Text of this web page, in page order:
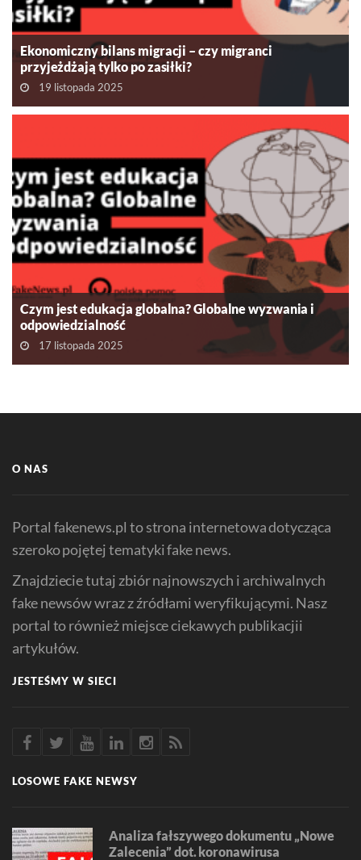
Ekonomiczny bilans migracji – czy migranci
przyjeżdżają tylko po zasiłki?
19 listopada 2025
Czym jest edukacja globalna? Globalne wyzwania i
odpowiedzialność
17 listopada 2025
O NAS
Portal fakenews.pl to strona internetowa dotycząca
szeroko pojętej tematyki fake news.
Znajdziecie tutaj zbiór najnowszych i archiwalnych
fake newsów wraz z źródłami weryfikującymi. Nasz
portal to również miejsce ciekawych publikacjii
artykułów.
JESTEŚMY W SIECI
LOSOWE FAKE NEWSY
Analiza fałszywego dokumentu „Nowe
Zalecenia” dot. koronawirusa